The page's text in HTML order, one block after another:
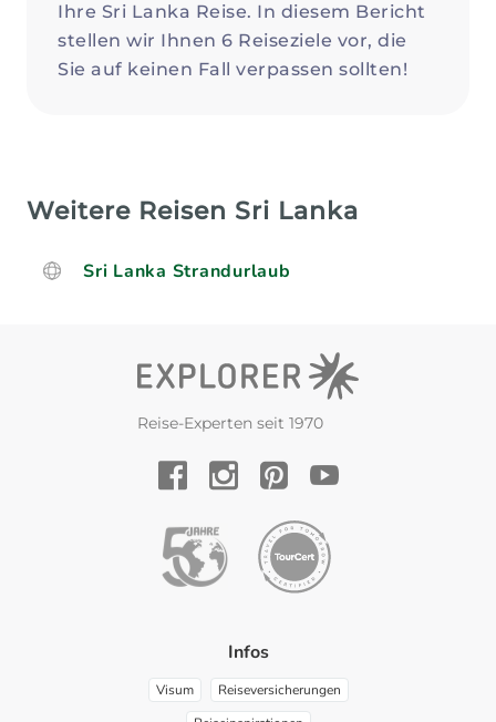
Ihre Sri Lanka Reise. In diesem Bericht
stellen wir Ihnen 6 Reiseziele vor, die
Sie auf keinen Fall verpassen sollten!
Weitere Reisen Sri Lanka
Sri Lanka Strandurlaub
Reise-Experten seit 1970
Infos
Visum
Reiseversicherungen